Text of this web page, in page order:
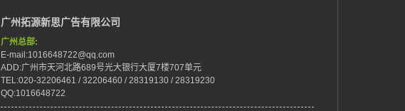
广州拓源新思广告有限公司
广州总部:
E-mail:1016648722@qq.com
ADD:广州市天河北路689号光大银行大厦7楼707单元
TEL:020-32206461 / 32206460 / 28319130 / 28319230
QQ:1016648722